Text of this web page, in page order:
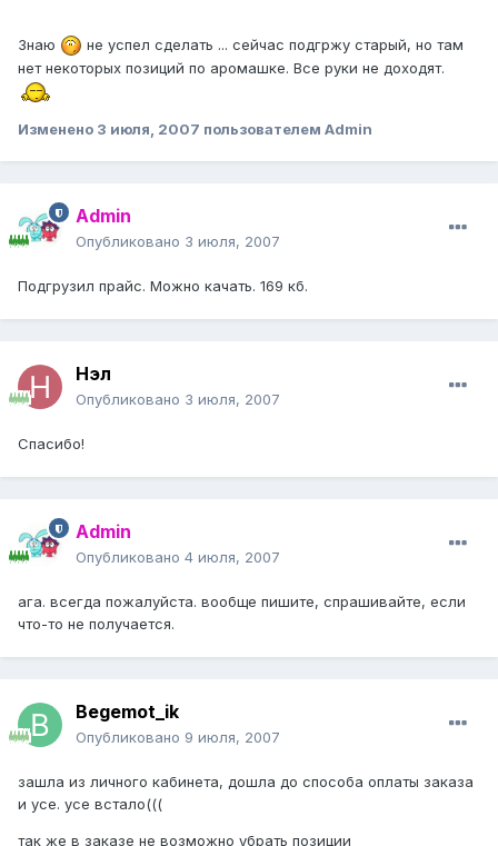
Знаю
не успел сделать ... сейчас подгржу старый, но там
нет некоторых позиций по аромашке. Все руки не доходят.
Изменено 3 июля, 2007 пользователем Admin
Admin
Опубликовано 3 июля, 2007
Подгрузил прайс. Можно качать. 169 кб.
Нэл
Опубликовано 3 июля, 2007
Спасибо!
Admin
Опубликовано 4 июля, 2007
ага. всегда пожалуйста. вообще пишите, спрашивайте, если
что-то не получается.
Begemot_ik
Опубликовано 9 июля, 2007
зашла из личного кабинета, дошла до способа оплаты заказа
и усе. усе встало(((
так же в заказе не возможно убрать позиции